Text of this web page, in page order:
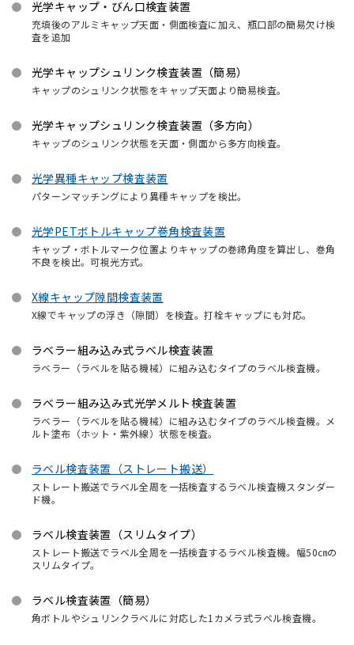
光学キャップ・びん口検査装置
充填後のアルミキャップ天面・側面検査に加え、瓶口部の簡易欠け検
査を追加
光学キャップシュリンク検査装置（簡易）
キャップのシュリンク状態をキャップ天面より簡易検査。
光学キャップシュリンク検査装置（多方向）
キャップのシュリンク状態を天面・側面から多方向検査。
光学異種キャップ検査装置
パターンマッチングにより異種キャップを検出。
光学PETボトルキャップ巻角検査装置
キャップ・ボトルマーク位置よりキャップの巻締角度を算出し、巻角
不良を検出。可視光方式。
X線キャップ隙間検査装置
X線でキャップの浮き（隙間）を検査。打栓キャップにも対応。
ラベラー組み込み式ラベル検査装置
ラベラー（ラベルを貼る機械）に組み込むタイプのラベル検査機。
ラベラー組み込み式光学メルト検査装置
ラベラー（ラベルを貼る機械）に組み込むタイプのラベル検査機。メ
ルト塗布（ホット・紫外線）状態を検査。
ラベル検査装置（ストレート搬送）
ストレート搬送でラベル全周を一括検査するラベル検査機スタンダー
ド機。
ラベル検査装置（スリムタイプ）
ストレート搬送でラベル全周を一括検査するラベル検査機。幅50㎝の
スリムタイプ。
ラベル検査装置（簡易）
角ボトルやシュリンクラベルに対応した1カメラ式ラベル検査機。